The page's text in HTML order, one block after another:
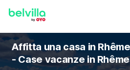
Affitta una casa in
- Case vacanze in